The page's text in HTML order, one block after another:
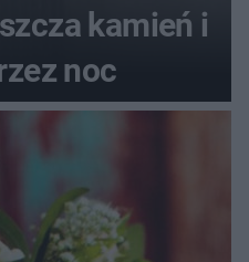
kamień i
noc